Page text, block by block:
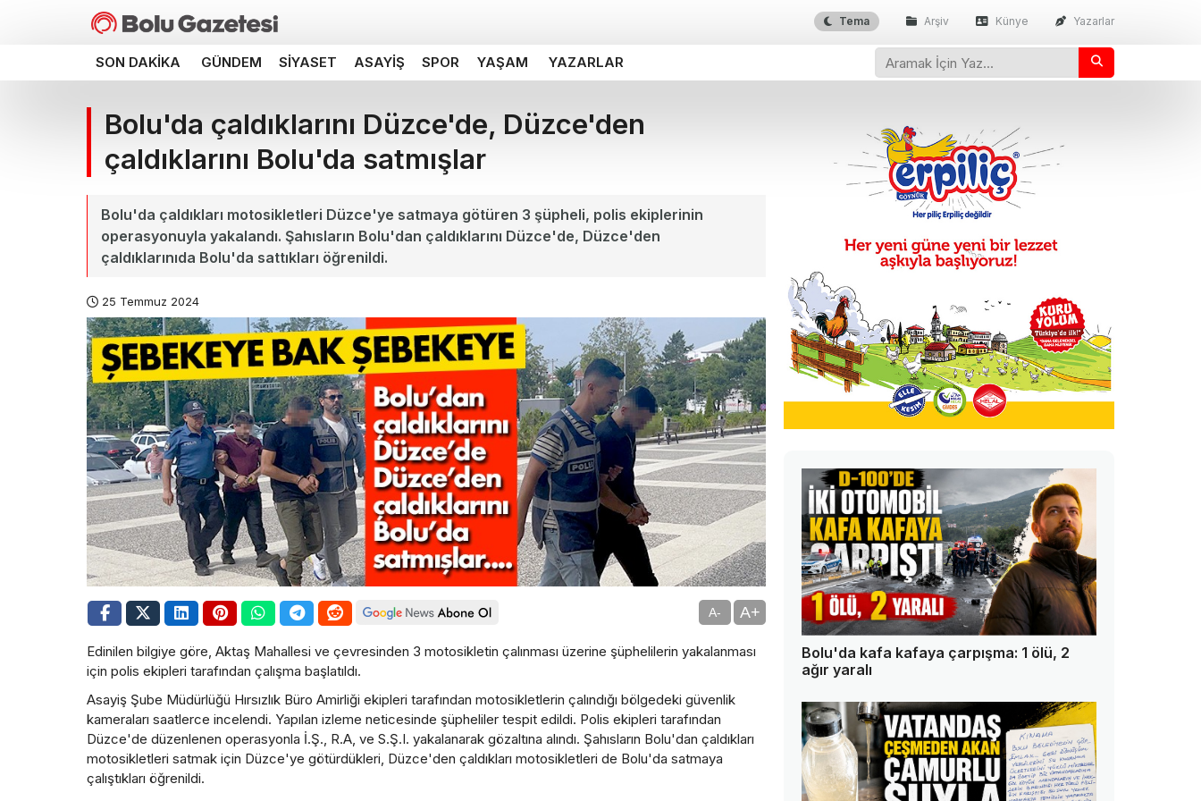
Tema Arşiv Künye Yazarlar
SON DAKIKA GÜNDEM SIYASET ASAYIŞ SPOR YAŞAM YAZARLAR
Bolu'da çaldıklarını Düzce'de, Düzce'den
çaldıklarını Bolu'da satmışlar
Bolu'da çaldıkları motosikletleri Düzce'ye satmaya götüren 3 şüpheli, polis ekiplerinin
operasyonuyla yakalandı. Şahısların Bolu'dan çaldıklarını Düzce'de, Düzce'den
çaldıklarınıda Bolu'da sattıkları öğrenildi.
25 Temmuz 2024
A- A+
Edinilen bilgiye göre, Aktaş Mahallesi ve çevresinden 3 motosikletin çalınması üzerine şüphelilerin yakalanması
için polis ekipleri tarafından çalışma başlatıldı.
Asayiş Şube Müdürlüğü Hırsızlık Büro Amirliği ekipleri tarafından motosikletlerin çalındığı bölgedeki güvenlik
kameraları saatlerce incelendi. Yapılan izleme neticesinde şüpheliler tespit edildi. Polis ekipleri tarafından
Düzce'de düzenlenen operasyonla İ.Ş., R.A, ve S.Ş.I. yakalanarak gözaltına alındı. Şahısların Bolu'dan çaldıkları
motosikletleri satmak için Düzce'ye götürdükleri, Düzce'den çaldıkları motosikletleri de Bolu'da satmaya
çalıştıkları öğrenildi.
Bolu'da kafa kafaya çarpışma: 1 ölü, 2
ağır yaralı